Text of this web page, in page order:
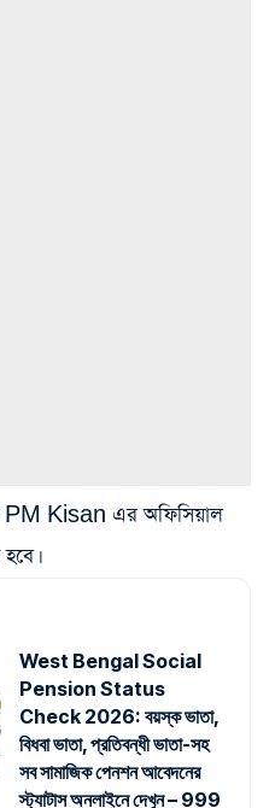
PM Kisan এর অফিসিয়াল
West Bengal Social
Pension Status
Check 2026: বয়স্ক ভাতা,
বিধবা ভাতা, প্রতিবন্ধী ভাতা-সহ
সব সামাজিক পেনশন আবেদনের
স্ট্যাটাস অনলাইনে দেখুন – 999